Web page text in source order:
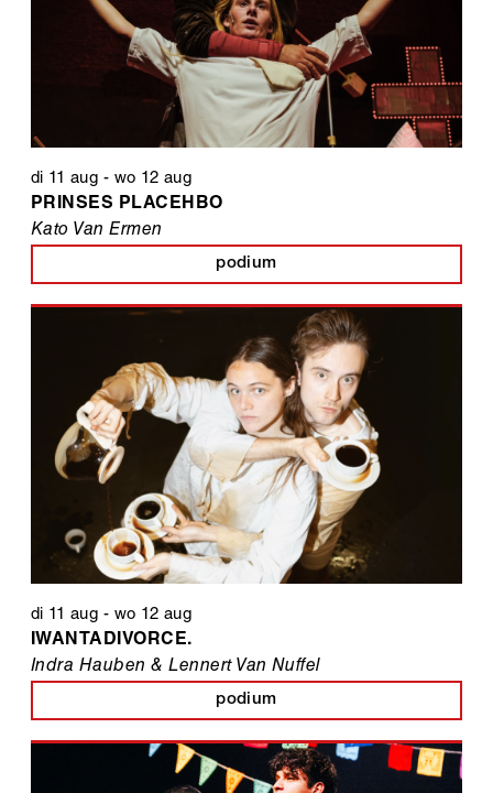
di 11 aug - wo 12 aug
PRINSES PLACEHBO
Kato Van Ermen
podium
di 11 aug - wo 12 aug
IWANTADIVORCE.
Indra Hauben & Lennert Van Nuffel
podium